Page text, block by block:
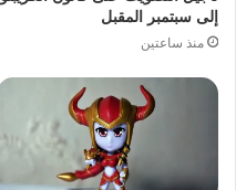
إلى سبتمبر المقبل
منذ ساعتين